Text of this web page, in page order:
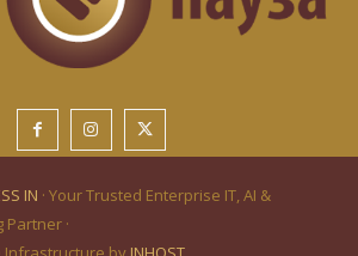
IN · Your Trusted Enterprise IT, AI &
·